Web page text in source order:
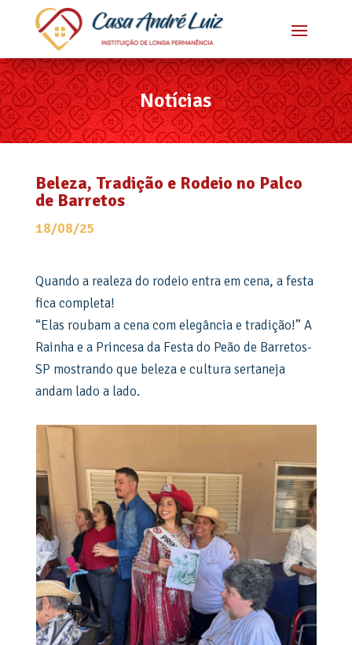
Notícias
Beleza, Tradição e Rodeio no Palco
de Barretos
18/08/25
Quando a realeza do rodeio entra em cena, a festa
fica completa!
“Elas roubam a cena com elegância e tradição!” A
Rainha e a Princesa da Festa do Peão de Barretos-
SP mostrando que beleza e cultura sertaneja
andam lado a lado.